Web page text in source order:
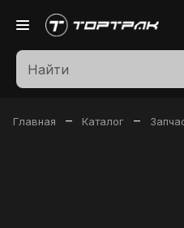
Главная – Каталог –